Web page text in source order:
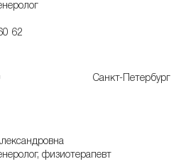
62
Санкт-Петербург
физиотерапевт